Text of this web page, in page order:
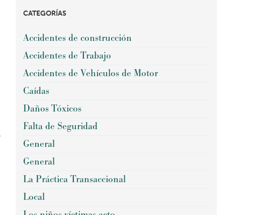
CATEGORÍAS
Accidentes de construcción
Accidentes de Trabajo
Accidentes de Vehículos de Motor
Caídas
Daños Tóxicos
Falta de Seguridad
General
General
La Práctica Transaccional
Local